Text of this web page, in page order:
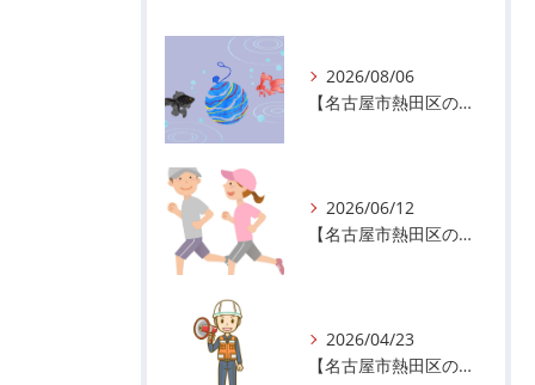
2026/08/06
【名古屋市熱田区の警備会社】夏季休業のお知らせ
2026/06/12
【名古屋市熱田区の警備会社】暑熱順化で熱中症対策を！
2026/04/23
【名古屋市熱田区の警備会社】GWの面接状況について！